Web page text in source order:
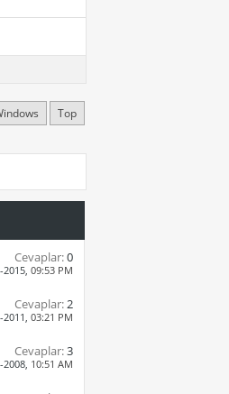
Top
Cevaplar:0
2015, 09:53 PM
Cevaplar:2
2011, 03:21 PM
Cevaplar:3
2008, 10:51 AM